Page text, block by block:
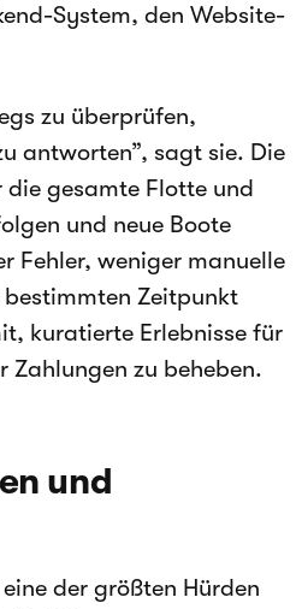
System, den Website-
zu überprüfen,
antworten”, sagt sie. Die
gesamte Flotte und
und neue Boote
Fehler, weniger manuelle
Zeitpunkt
kuratierte Erlebnisse für
Zahlungen zu beheben.
und
der größten Hürden